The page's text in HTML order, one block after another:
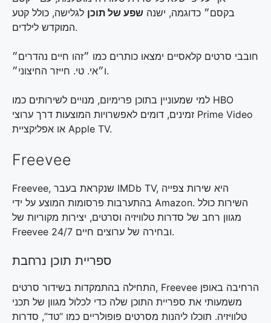
בקסם״ כדוגמה, ישנה שפע של תוכן לגלישה, כולל קטע
המוקדש לילדים.
חובבי סרטים קלאסיים ימצאו כותרים כמו ״זהו חיים נהדרים״
ו״אי. טי. חייזר החיצוני״.
למי שמעוניין בתוכן פרימיום, מנויים לשירותים כמו HBO
זמינים, דומים לאפשרויות המוצעות דרך ערוצי Prime Video
או אפליקציית Apple TV.
Freevee
Freevee, שנקראת בעבר IMDb TV, היא שירות צפייה
בהתערבות פרסומות המוצע על ידי Amazon. השירות כולל
מגוון רחב של סדרות טלוויזיה וסרטים, יצירות מקוריות של
Freevee ובחירה של ערוצים חיים 24/7.
ספריית תוכן נרחבת
התחילה בהתמקדות בשידור סרטים, Freevee הרחיבה באופן
משמעותי את ספריית התוכן שלה כדי לכלול מגוון של תכני
טלוויזיה. תוכלו ליהנות מסרטים פופולריים כמו “טד”, סדרות